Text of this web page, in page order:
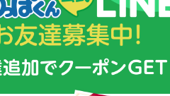
も入れて、器に
盛り冷蔵庫で冷
やす。
た
ク
き、